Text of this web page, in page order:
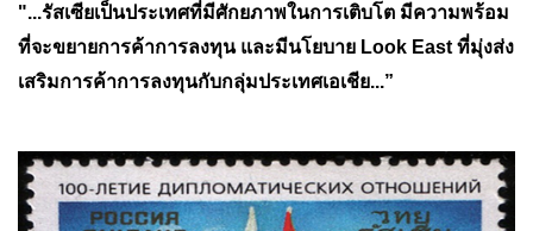
"...รัสเซียเป็นประเทศที่มีศักยภาพในการเติบโต มีความพร้อม
ที่จะขยายการค้าการลงทุน และมีนโยบาย Look East ที่มุ่งส่ง
เสริมการค้าการลงทุนกับกลุ่มประเทศเอเชีย...”